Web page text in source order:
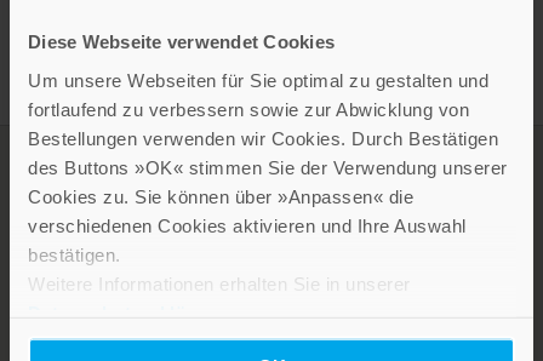
Diese Webseite verwendet Cookies
Um unsere Webseiten für Sie optimal zu gestalten und
fortlaufend zu verbessern sowie zur Abwicklung von
Bestellungen verwenden wir Cookies. Durch Bestätigen
des Buttons »OK« stimmen Sie der Verwendung unserer
Cookies zu. Sie können über »Anpassen« die
verschiedenen Cookies aktivieren und Ihre Auswahl
bestätigen.
Weitere Informationen erhalten Sie in unserer